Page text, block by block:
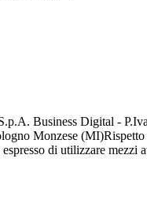
Business Digital -
Monzese (MI)
di utilizzare mezzi